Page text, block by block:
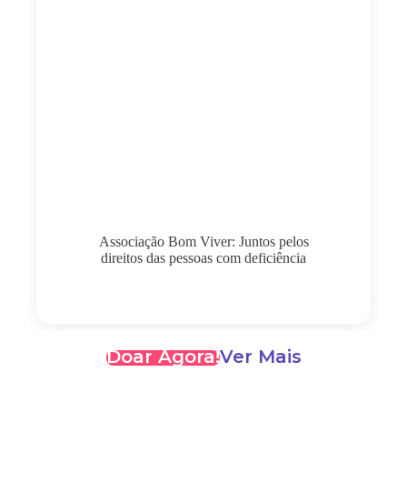
Associação Bom Viver: Juntos pelos
direitos das pessoas com deficiência
Doar Agora!Ver Mais